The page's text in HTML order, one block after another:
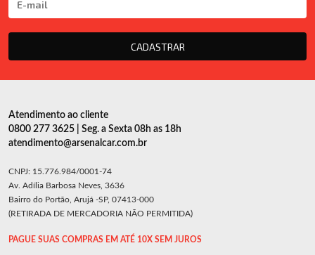
CADASTRAR
Atendimento ao cliente
0800 277 3625 | Seg. a Sexta 08h as 18h
atendimento@arsenalcar.com.br
CNPJ: 15.776.984/0001-74
Av. Adília Barbosa Neves, 3636
Bairro do Portão, Arujá -SP, 07413-000
(RETIRADA DE MERCADORIA NÃO PERMITIDA)
PAGUE SUAS COMPRAS EM ATÉ 10X SEM JUROS